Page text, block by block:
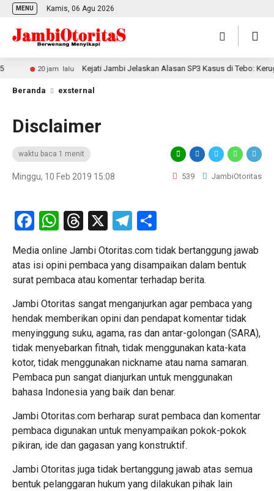
MENU Kamis, 06 Agu 2026
20 jam lalu Kejati Jambi Jelaskan Alasan SP3 Kasus di Tebo:
Beranda exsternal
Disclaimer
waktu baca 1 menit
Minggu, 10 Feb 2019 15:08 539 JambiOtoritas
Facebook
WhatsApp
Threads
X Telegram
Media online Jambi Otoritas.com tidak bertanggung jawab
atas isi opini pembaca yang disampaikan dalam bentuk
surat pembaca atau komentar terhadap berita.
Jambi Otoritas sangat menganjurkan agar pembaca yang
hendak memberikan opini dan pendapat komentar tidak
menyinggung suku, agama, ras dan antar-golongan (SARA),
tidak menyebarkan fitnah, tidak menggunakan kata-kata
kotor, tidak menggunakan nickname atau nama samaran.
Pembaca pun sangat dianjurkan untuk menggunakan
bahasa Indonesia yang baik dan benar.
Jambi Otoritas.com berharap surat pembaca dan komentar
pembaca digunakan untuk menyampaikan pokok-pokok
pikiran, ide dan gagasan yang konstruktif.
Jambi Otoritas juga tidak bertanggung jawab atas semua
bentuk pelanggaran hukum yang dilakukan pihak lain